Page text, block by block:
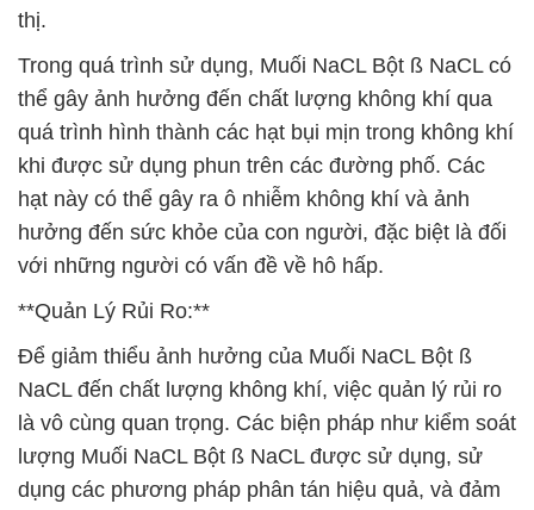
thị.
Trong quá trình sử dụng, Muối NaCL Bột ß NaCL có
thể gây ảnh hưởng đến chất lượng không khí qua
quá trình hình thành các hạt bụi mịn trong không khí
khi được sử dụng phun trên các đường phố. Các
hạt này có thể gây ra ô nhiễm không khí và ảnh
hưởng đến sức khỏe của con người, đặc biệt là đối
với những người có vấn đề về hô hấp.
**Quản Lý Rủi Ro:**
Để giảm thiểu ảnh hưởng của Muối NaCL Bột ß
NaCL đến chất lượng không khí, việc quản lý rủi ro
là vô cùng quan trọng. Các biện pháp như kiểm soát
lượng Muối NaCL Bột ß NaCL được sử dụng, sử
dụng các phương pháp phân tán hiệu quả, và đảm